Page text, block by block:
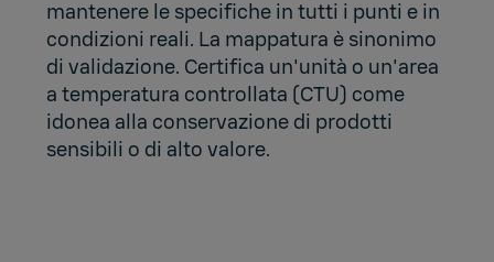
mantenere le specifiche in tutti i punti e in
condizioni reali. La mappatura è sinonimo
di validazione. Certifica un'unità o un'area
a temperatura controllata (CTU) come
idonea alla conservazione di prodotti
sensibili o di alto valore.